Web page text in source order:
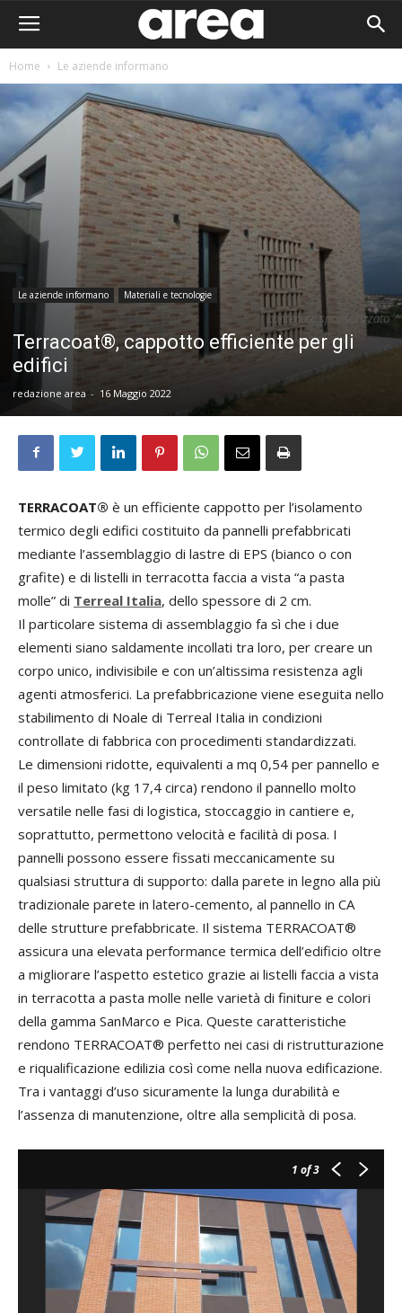
Home Le aziende informano
Le aziende informano Materiali e tecnologie
contenuto sponsorizzato
Terracoat®, cappotto efficiente per gli
edifici
redazione area - 16 Maggio 2022
TERRACOAT® è un efficiente cappotto per l’isolamento
termico degli edifici costituito da pannelli prefabbricati
mediante l’assemblaggio di lastre di EPS (bianco o con
grafite) e di listelli in terracotta faccia a vista “a pasta
molle” di Terreal Italia, dello spessore di 2 cm.
Il particolare sistema di assemblaggio fa sì che i due
elementi siano saldamente incollati tra loro, per creare un
corpo unico, indivisibile e con un’altissima resistenza agli
agenti atmosferici. La prefabbricazione viene eseguita nello
stabilimento di Noale di Terreal Italia in condizioni
controllate di fabbrica con procedimenti standardizzati.
Le dimensioni ridotte, equivalenti a mq 0,54 per pannello e
il peso limitato (kg 17,4 circa) rendono il pannello molto
versatile nelle fasi di logistica, stoccaggio in cantiere e,
soprattutto, permettono velocità e facilità di posa. I
pannelli possono essere fissati meccanicamente su
qualsiasi struttura di supporto: dalla parete in legno alla più
tradizionale parete in latero-cemento, al pannello in CA
delle strutture prefabbricate. Il sistema TERRACOAT®
assicura una elevata performance termica dell’edificio oltre
a migliorare l’aspetto estetico grazie ai listelli faccia a vista
in terracotta a pasta molle nelle varietà di finiture e colori
della gamma SanMarco e Pica. Queste caratteristiche
rendono TERRACOAT® perfetto nei casi di ristrutturazione
e riqualificazione edilizia così come nella nuova edificazione.
Tra i vantaggi d’uso sicuramente la lunga durabilità e
l’assenza di manutenzione, oltre alla semplicità di posa.
1 of 3